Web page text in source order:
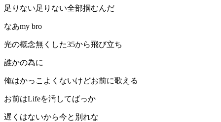
足りない足りない全部掴むんだ
なあmy bro
光の概念無くした35から飛び立ち
誰かの為に
俺はかっこよくないけどお前に歌える
お前はLifeを汚してばっか
遅くはないから今と別れな